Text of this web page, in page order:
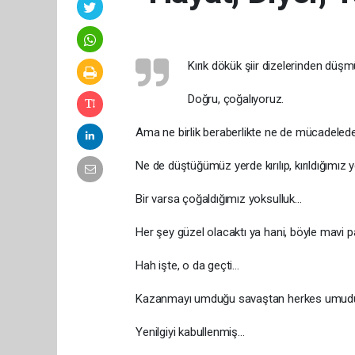
Kırık dökük şiir dizelerinden
Doğru, çoğalıyoruz.
Ama ne birlik beraberlikte ne de
Ne de düştüğümüz yerde kırılıp,
Bir varsa çoğaldığımız yoksulluk…
Her şey güzel olacaktı ya hani, böyle mavi
Hah işte, o da geçti…
Kazanmayı umduğu savaştan herkes
Yenilgiyi kabullenmiş…